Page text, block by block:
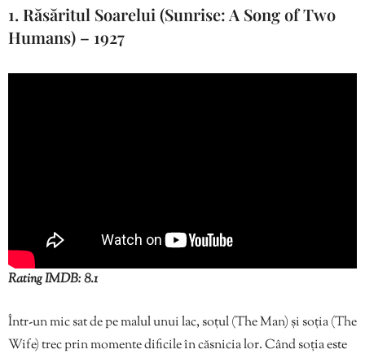
1. Răsăritul Soarelui (Sunrise: A Song of Two
Humans) – 1927
Rating IMDB: 8.1
Într-un mic sat de pe malul unui lac, soțul (The Man) și soția (The
Wife) trec prin momente dificile în căsnicia lor. Când soția este